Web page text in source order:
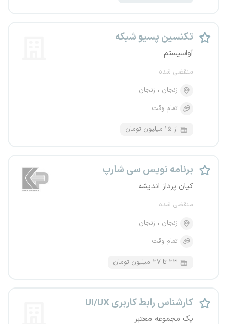
تکنسین پسیو شبکه
آواسیستم
منقضی شده
زنجان
زنجان
تمام وقت
از ۱۵ میلیون تومان
برنامه نویس سی شارپ
کیان پرداز اندیشه
منقضی شده
زنجان
زنجان
تمام وقت
۲۳ تا ۲۷ میلیون تومان
کارشناس رابط کاربری UI/UX
یک مجموعه معتبر